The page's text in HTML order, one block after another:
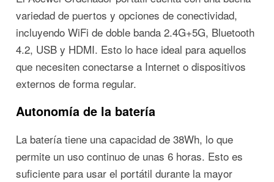
variedad de puertos y opciones de conectividad,
incluyendo WiFi de doble banda 2.4G+5G, Bluetooth
4.2, USB y HDMI. Esto lo hace ideal para aquellos
que necesiten conectarse a Internet o dispositivos
externos de forma regular.
Autonomía de la batería
La batería tiene una capacidad de 38Wh, lo que
permite un uso continuo de unas 6 horas. Esto es
suficiente para usar el portátil durante la mayor